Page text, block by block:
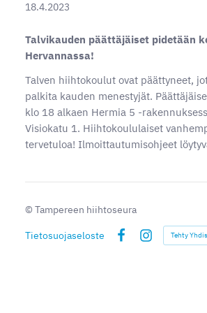
18.4.2023
Talvikauden päättäjäiset pidetään
Hervannassa!
Talven hiihtokoulut ovat päättyneet,
palkita kauden menestyjät.
klo 18 alkaen Hermia 5 -
Visiokatu 1. Hiihtokoululaiset
tervetuloa! Ilmoittautumisohjeet
© Tampereen hiihtoseura
Tietosuojaseloste
Instagram
Tehty